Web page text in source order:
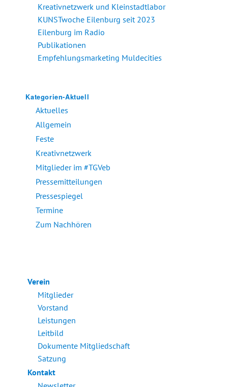
Kreativnetzwerk und Kleinstadtlabor
KUNSTwoche Eilenburg seit 2023
Eilenburg im Radio
Publikationen
Empfehlungsmarketing Muldecities
Kategorien-Aktuell
Aktuelles
Allgemein
Feste
Kreativnetzwerk
Mitglieder im #TGVeb
Pressemitteilungen
Pressespiegel
Termine
Zum Nachhören
Verein
Mitglieder
Vorstand
Leistungen
Leitbild
Dokumente Mitgliedschaft
Satzung
Kontakt